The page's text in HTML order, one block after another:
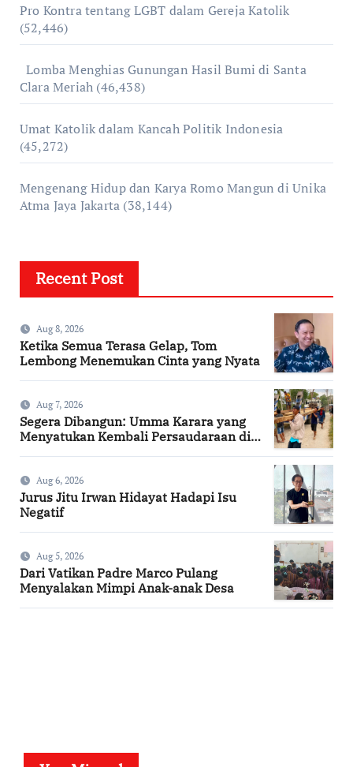
Pro Kontra tentang LGBT dalam Gereja Katolik
(52,446)
Lomba Menghias Gunungan Hasil Bumi di Santa
Clara Meriah (46,438)
Umat Katolik dalam Kancah Politik Indonesia
(45,272)
Mengenang Hidup dan Karya Romo Mangun di Unika
Atma Jaya Jakarta (38,144)
Recent Post
Aug 8, 2026
Ketika Semua Terasa Gelap, Tom
Lembong Menemukan Cinta yang Nyata
Aug 7, 2026
Segera Dibangun: Umma Karara yang
Menyatukan Kembali Persaudaraan di
Aug 6, 2026
Jurus Jitu Irwan Hidayat Hadapi Isu
Negatif
Aug 5, 2026
Dari Vatikan Padre Marco Pulang
Menyalakan Mimpi Anak-anak Desa